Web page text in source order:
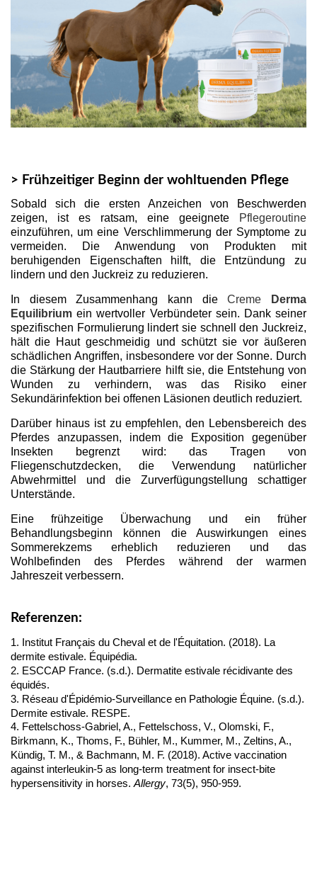
> Frühzeitiger Beginn der wohltuenden Pflege
Sobald sich die ersten Anzeichen von Beschwerden
zeigen, ist es ratsam, eine geeignete
Pflegeroutine
einzuführen, um eine Verschlimmerung der Symptome zu
vermeiden. Die Anwendung von Produkten mit
beruhigenden Eigenschaften hilft, die Entzündung zu
lindern und den Juckreiz zu reduzieren.
In diesem Zusammenhang kann dieCreme
Derma
Equilibrium ein wertvoller Verbündeter sein. Dank seiner
spezifischen Formulierung lindert sie schnell den Juckreiz,
hält die Haut geschmeidig und schützt sie vor äußeren
schädlichen Angriffen, insbesondere vor der Sonne. Durch
die Stärkung der Hautbarriere hilft sie, die Entstehung von
Wunden zu verhindern, was das Risiko einer
Sekundärinfektion bei offenen Läsionen deutlich reduziert.
Darüber hinaus ist zu empfehlen, den Lebensbereich des
Pferdes anzupassen, indem die Exposition gegenüber
Insekten begrenzt wird: das Tragen von
Fliegenschutzdecken, die Verwendung natürlicher
Abwehrmittel und die Zurverfügungstellung schattiger
Unterstände.
Eine frühzeitige Überwachung und ein früher
Behandlungsbeginn können die Auswirkungen eines
Sommerekzems erheblich reduzieren und das
Wohlbefinden des Pferdes während der warmen
Jahreszeit verbessern.
Referenzen:
1. Institut Français du Cheval et de l'Équitation. (2018). La
dermite estivale. Équipédia.
2. ESCCAP France. (s.d.). Dermatite estivale récidivante des
équidés.
3. Réseau d'Épidémio-Surveillance en Pathologie Équine. (s.d.).
Dermite estivale. RESPE.
4. Fettelschoss-Gabriel, A., Fettelschoss, V., Olomski, F.,
Birkmann, K., Thoms, F., Bühler, M., Kummer, M., Zeltins, A.,
Kündig, T. M., & Bachmann, M. F. (2018). Active vaccination
against interleukin-5 as long-term treatment for insect-bite
hypersensitivity in horses. Allergy, 73(5), 950-959.